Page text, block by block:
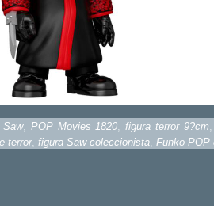
Saw, POP Movies 1820,figura terror 9?cm,
terror, figura Saw coleccionista, Funko POP